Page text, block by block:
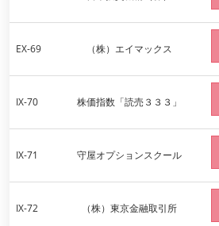
EX-69 （株）エイマックス
IX-70 株価指数「読売３３３」
IX-71 守屋オプションスクール
IX-72 （株）東京金融取引所